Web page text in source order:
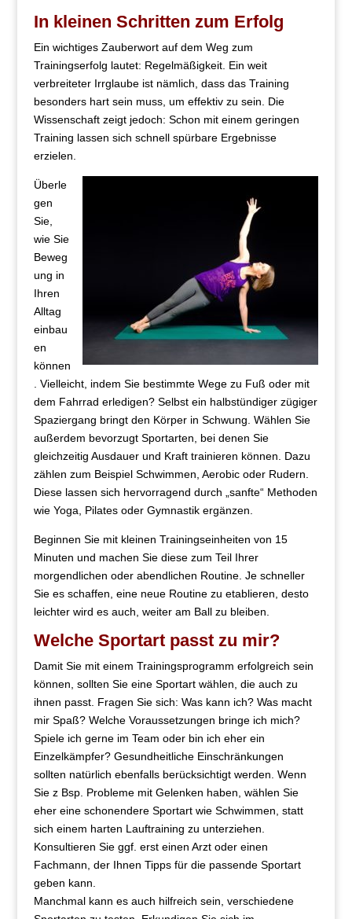
In kleinen Schritten zum Erfolg
Ein wichtiges Zauberwort auf dem Weg zum
Trainingserfolg lautet: Regelmäßigkeit. Ein weit
verbreiteter Irrglaube ist nämlich, dass das Training
besonders hart sein muss, um effektiv zu sein. Die
Wissenschaft zeigt jedoch: Schon mit einem geringen
Training lassen sich schnell spürbare Ergebnisse
erzielen.
Überle
gen
Sie,
wie Sie
Beweg
ung in
Ihren
Alltag
einbau
en
können
. Vielleicht, indem Sie bestimmte Wege zu Fuß oder mit
dem Fahrrad erledigen? Selbst ein halbstündiger zügiger
Spaziergang bringt den Körper in Schwung. Wählen Sie
außerdem bevorzugt Sportarten, bei denen Sie
gleichzeitig Ausdauer und Kraft trainieren können. Dazu
zählen zum Beispiel Schwimmen, Aerobic oder Rudern.
Diese lassen sich hervorragend durch „sanfte“ Methoden
wie Yoga, Pilates oder Gymnastik ergänzen.
Beginnen Sie mit kleinen Trainingseinheiten von 15
Minuten und machen Sie diese zum Teil Ihrer
morgendlichen oder abendlichen Routine. Je schneller
Sie es schaffen, eine neue Routine zu etablieren, desto
leichter wird es auch, weiter am Ball zu bleiben.
Welche Sportart passt zu mir?
Damit Sie mit einem Trainingsprogramm erfolgreich sein
können, sollten Sie eine Sportart wählen, die auch zu
ihnen passt. Fragen Sie sich: Was kann ich? Was macht
mir Spaß? Welche Voraussetzungen bringe ich mich?
Spiele ich gerne im Team oder bin ich eher ein
Einzelkämpfer? Gesundheitliche Einschränkungen
sollten natürlich ebenfalls berücksichtigt werden. Wenn
Sie z Bsp. Probleme mit Gelenken haben, wählen Sie
eher eine schonendere Sportart wie Schwimmen, statt
sich einem harten Lauftraining zu unterziehen.
Konsultieren Sie ggf. erst einen Arzt oder einen
Fachmann, der Ihnen Tipps für die passende Sportart
geben kann.
Manchmal kann es auch hilfreich sein, verschiedene